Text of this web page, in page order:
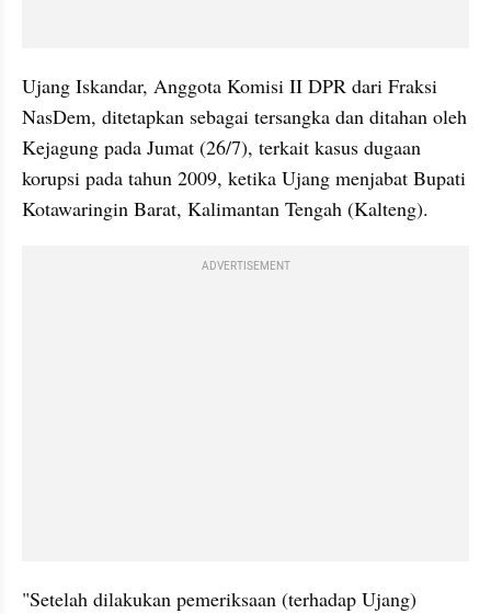
Ujang Iskandar, Anggota Komisi II DPR dari Fraksi
NasDem, ditetapkan sebagai tersangka dan ditahan oleh
Kejagung pada Jumat (26/7), terkait kasus dugaan
korupsi pada tahun 2009, ketika Ujang menjabat Bupati
Kotawaringin Barat, Kalimantan Tengah (Kalteng).
ADVERTISEMENT
"Setelah dilakukan pemeriksaan (terhadap Ujang)